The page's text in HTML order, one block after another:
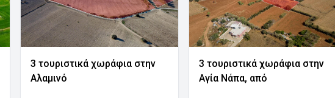
3 τουριστικά χωράφια στην
Αλαμινό
3 τουριστικά χωράφια στην
Αγία Νάπα, από